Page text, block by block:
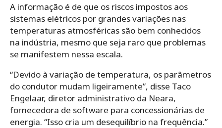
A informação é de que os riscos impostos aos
sistemas elétricos por grandes variações nas
temperaturas atmosféricas são bem conhecidos
na indústria, mesmo que seja raro que problemas
se manifestem nessa escala.
“Devido à variação de temperatura, os parâmetros
do condutor mudam ligeiramente”, disse Taco
Engelaar, diretor administrativo da Neara,
fornecedora de software para concessionárias de
energia. “Isso cria um desequilíbrio na frequência.”